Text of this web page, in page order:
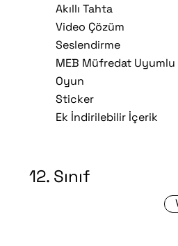
Akıllı Tahta
Video Çözüm
Seslendirme
MEB Müfredat Uyumlu
Oyun
Sticker
Ek İndirilebilir İçerik
12. Sınıf